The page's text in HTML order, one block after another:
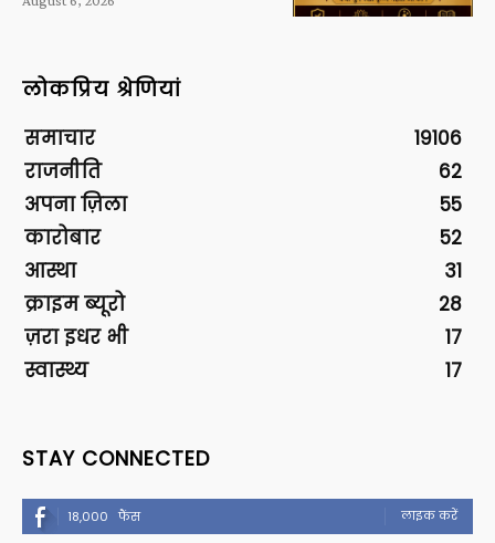
लोकप्रिय श्रेणियां
समाचार
19106
राजनीति
62
अपना ज़िला
55
कारोबार
52
आस्था
31
क्राइम ब्यूरो
28
ज़रा इधर भी
17
स्वास्थ्य
17
STAY CONNECTED
18,000 फैंस लाइक करें